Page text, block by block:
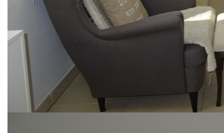
Il se compose au rdc d'un vaste et lumineux séjour ouvrant
sur une terrasse, une cuisine équipée semi-ouverte
disposant d'une seconde terrasse, une buanderie et un
WC.
La partie nuit à l'étage offre 2 jolies chambres dont une en
mezzanine de 15 m², une salle d'eau avec WC et des
rangements.
L'appartement dispose également d'un garage fermé en
sous-sol.